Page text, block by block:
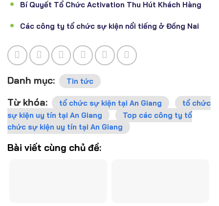
Bí Quyết Tổ Chức Activation Thu Hút Khách Hàng
Các công ty tổ chức sự kiện nổi tiếng ở Đồng Nai
Danh mục: Tin tức
Từ khóa: tổ chức sự kiện tại An Giang
tổ chức
sự kiện uy tín tại An Giang
Top các công ty tổ
chức sự kiện uy tín tại An Giang
Bài viết cùng chủ đề: